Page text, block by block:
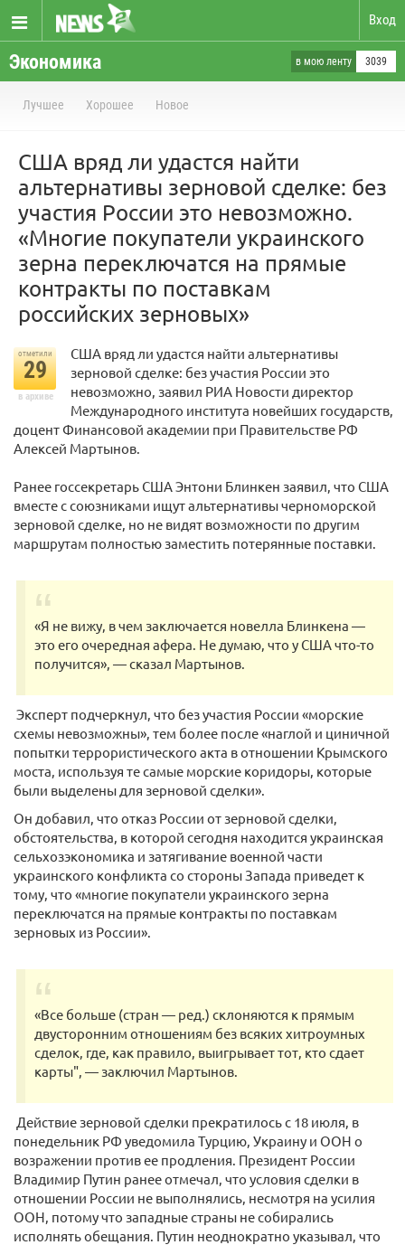
Вход
Экономика в мою ленту 3039
Лучшее Хорошее Новое
США вряд ли удастся найти
альтернативы зерновой сделке: без
участия России это невозможно.
«Многие покупатели украинского
зерна переключатся на прямые
контракты по поставкам
российских зерновых»
отметили
29
в архиве
США вряд ли удастся найти альтернативы
зерновой сделке: без участия России это
невозможно, заявил РИА Новости директор
Международного института новейших государств,
доцент Финансовой академии при Правительстве РФ
Алексей Мартынов.
Ранее госсекретарь США Энтони Блинкен заявил, что США
вместе с союзниками ищут альтернативы черноморской
зерновой сделке, но не видят возможности по другим
маршрутам полностью заместить потерянные поставки.
«Я не вижу, в чем заключается новелла Блинкена —
это его очередная афера. Не думаю, что у США что-то
получится», — сказал Мартынов.
Эксперт подчеркнул, что без участия России «морские
схемы невозможны», тем более после «наглой и циничной
попытки террористического акта в отношении Крымского
моста, используя те самые морские коридоры, которые
были выделены для зерновой сделки».
Он добавил, что отказ России от зерновой сделки,
обстоятельства, в которой сегодня находится украинская
сельхозэкономика и затягивание военной части
украинского конфликта со стороны Запада приведет к
тому, что «многие покупатели украинского зерна
переключатся на прямые контракты по поставкам
зерновых из России».
«Все больше (стран — ред.) склоняются к прямым
двусторонним отношениям без всяких хитроумных
сделок, где, как правило, выигрывает тот, кто сдает
карты", — заключил Мартынов.
Действие зерновой сделки прекратилось с 18 июля, в
понедельник РФ уведомила Турцию, Украину и ООН о
возражении против ее продления. Президент России
Владимир Путин ранее отмечал, что условия сделки в
отношении России не выполнялись, несмотря на усилия
ООН, потому что западные страны не собирались
исполнять обещания. Путин неоднократно указывал, что